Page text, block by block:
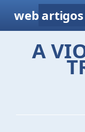
web artigos
A